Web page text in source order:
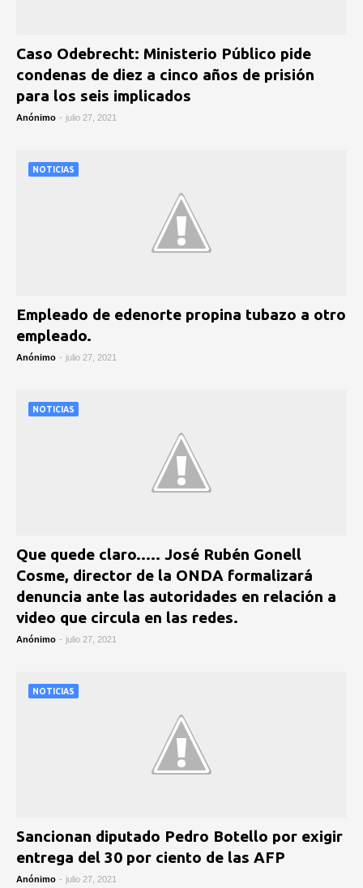
Caso Odebrecht: Ministerio Público pide
condenas de diez a cinco años de prisión
para los seis implicados
Anónimo - julio 27, 2021
NOTICIAS
Empleado de edenorte propina tubazo a otro
empleado.
Anónimo - julio 27, 2021
NOTICIAS
Que quede claro..... José Rubén Gonell
Cosme, director de la ONDA formalizará
denuncia ante las autoridades en relación a
video que circula en las redes.
Anónimo - julio 27, 2021
NOTICIAS
Sancionan diputado Pedro Botello por exigir
entrega del 30 por ciento de las AFP
Anónimo - julio 27, 2021